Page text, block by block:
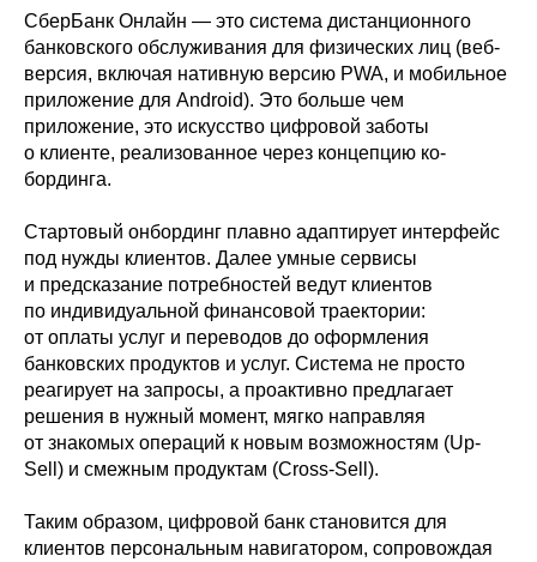
СберБанк Онлайн — это система дистанционного
банковского обслуживания для физических лиц (веб-
версия, включая нативную версию PWA, и мобильное
приложение для Android). Это больше чем
приложение, это искусство цифровой заботы
о клиенте, реализованное через концепцию ко-
бординга.
Стартовый онбординг плавно адаптирует интерфейс
под нужды клиентов. Далее умные сервисы
и предсказание потребностей ведут клиентов
по индивидуальной финансовой траектории:
от оплаты услуг и переводов до оформления
банковских продуктов и услуг. Система не просто
реагирует на запросы, а проактивно предлагает
решения в нужный момент, мягко направляя
от знакомых операций к новым возможностям (Up-
Sell) и смежным продуктам (Cross-Sell).
Таким образом, цифровой банк становится для
клиентов персональным навигатором, сопровождая